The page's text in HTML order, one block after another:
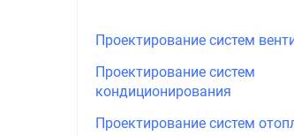
Проектирование систем
Проектирование систем
кондиционирования
Проектирование систем